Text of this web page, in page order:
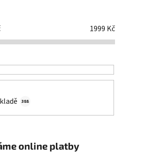
1999 Kč
388
online platby